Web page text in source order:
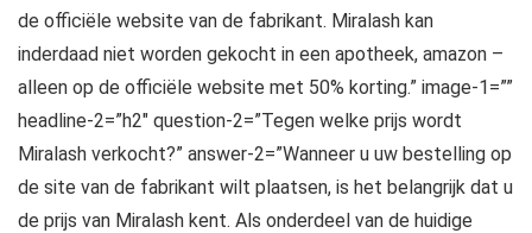
de officiële website van de fabrikant. Miralash kan
inderdaad niet worden gekocht in een apotheek, amazon –
alleen op de officiële website met 50% korting.” image-1=””
headline-2=”h2″ question-2=”Tegen welke prijs wordt
Miralash verkocht?” answer-2=”Wanneer u uw bestelling op
de site van de fabrikant wilt plaatsen, is het belangrijk dat u
de prijs van Miralash kent. Als onderdeel van de huidige